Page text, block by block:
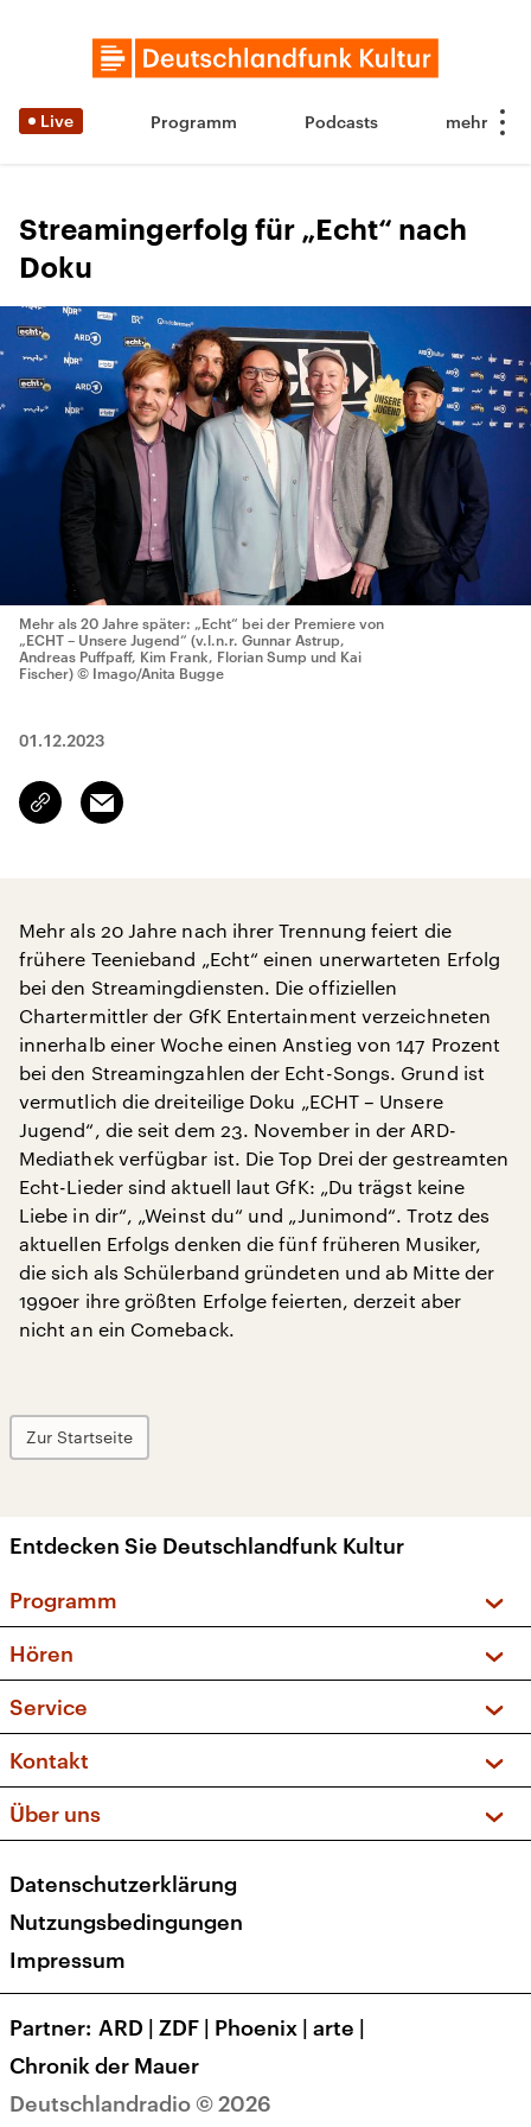
Live Programm Podcasts
Streamingerfolg für „Echt“ nach
Doku
Mehr als 20 Jahre später: „Echt“ bei der Premiere von
„ECHT – Unsere Jugend“ (v.l.n.r. Gunnar Astrup,
Andreas Puffpaff, Kim Frank, Florian Sump und Kai
Fischer) © Imago/Anita Bugge
01.12.2023
Link
kopieren/teilen
Email
Mehr als 20 Jahre nach ihrer Trennung feiert die
frühere Teenieband „Echt“ einen unerwarteten Erfolg
bei den Streamingdiensten. Die offiziellen
Chartermittler der GfK Entertainment verzeichneten
innerhalb einer Woche einen Anstieg von 147 Prozent
bei den Streamingzahlen der Echt-Songs. Grund ist
vermutlich die dreiteilige Doku „ECHT – Unsere
Jugend“, die seit dem 23. November in der ARD-
Mediathek verfügbar ist. Die Top Drei der gestreamten
Echt-Lieder sind aktuell laut GfK: „Du trägst keine
Liebe in dir“, „Weinst du“ und „Junimond“. Trotz des
aktuellen Erfolgs denken die fünf früheren Musiker,
die sich als Schülerband gründeten und ab Mitte der
1990er ihre größten Erfolge feierten, derzeit aber
nicht an ein Comeback.
Zur Startseite
Entdecken Sie Deutschlandfunk Kultur
Programm
Sendungen und Podcasts
Musikliste
Kakadu – Das Kinderprogramm
Hören
Frequenzen (UKW + DAB+)
Service
FAQ
Apps
Newsletter
Veranstaltungen
Kontakt
Social Media
Über uns
Presse
Karriere
Transparenz
Deutschlandradio © 2026
Datenschutzerklärung
Nutzungsbedingungen
Impressum
Partner ARD | ZDF | Phoenix | arte |
Chronik der Mauer